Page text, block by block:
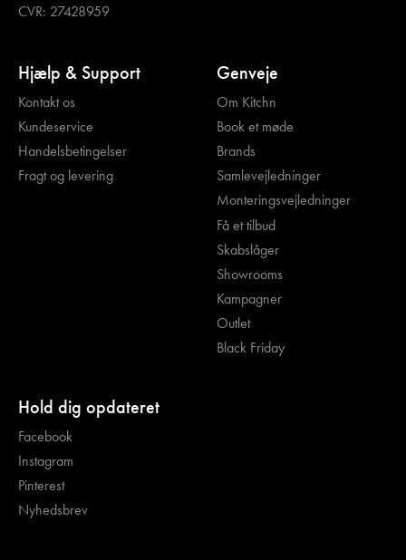
CVR: 27428959
Hjælp & Support
Kontakt os
Kundeservice
Handelsbetingelser
Fragt og levering
Genveje
Om Kitchn
Book et møde
Brands
Samlevejledninger
Monteringsvejledninger
Få et tilbud
Skabslåger
Showrooms
Kampagner
Outlet
Black Friday
Hold dig opdateret
Facebook
Instagram
Pinterest
Nyhedsbrev